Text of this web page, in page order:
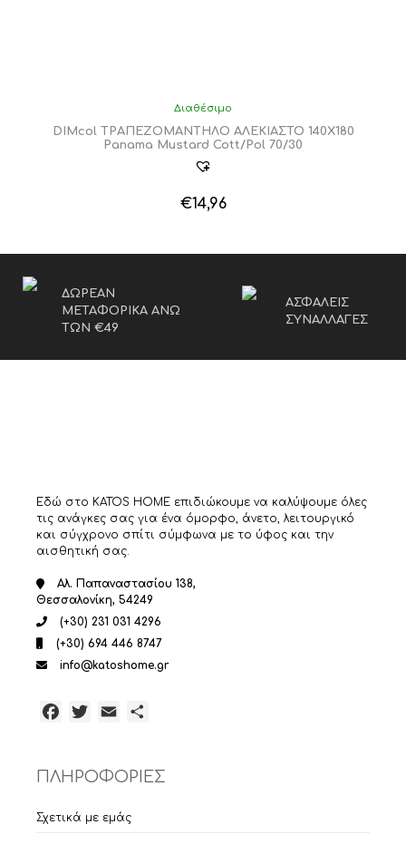
Διαθέσιμο
DIMcol ΤΡΑΠΕΖΟΜΑΝΤΗΛΟ ΑΛΕΚΙΑΣΤΟ 140X180
Panama Mustard Cott/Pol 70/30
€14,96
ΔΩΡΕΑΝ
ΜΕΤΑΦΟΡΙΚΑ ΑΝΩ
ΤΩΝ €49
ΑΣΦΑΛΕΙΣ
ΣΥΝΑΛΛΑΓΕΣ
Εδώ στο KATOS HOME επιδιώκουμε να καλύψουμε όλες
τις ανάγκες σας για ένα όμορφο, άνετο, λειτουργικό
και σύγχρονο σπίτι σύμφωνα με το ύφος και την
αισθητική σας.
Αλ. Παπαναστασίου 138,
Θεσσαλονίκη, 54249
(+30) 231 031 4296
(+30) 694 446 8747
info@katoshome.gr
Facebook
TwitterEmail
ΠΛΗΡΟΦΟΡΙΕΣ
Σχετικά με εμάς